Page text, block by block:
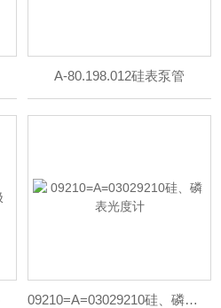
A-80.198.012硅表泵管
09210=A=03029210硅、磷表光度计